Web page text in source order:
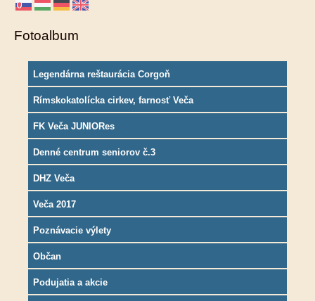
Fotoalbum
Legendárna reštaurácia Corgoň
Rímskokatolícka cirkev, farnosť Veča
FK Veča JUNIORes
Denné centrum seniorov č.3
DHZ Veča
Veča 2017
Poznávacie výlety
Občan
Podujatia a akcie